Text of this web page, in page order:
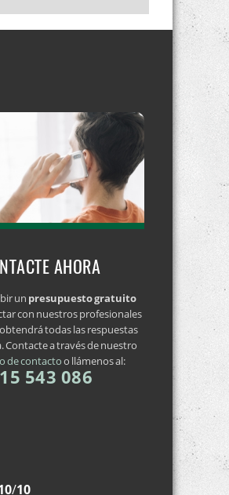
AHORA
un presupuesto gratuito
con nuestros profesionales
todas las respuestas
Contacte a través de nuestro
de contactoo llámenos al:
543 086
/10